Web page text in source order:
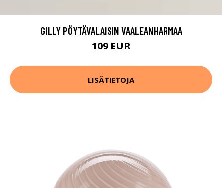
GILLY PÖYTÄVALAISIN VAALEANHARMAA
109 EUR
LISÄTIETOJA